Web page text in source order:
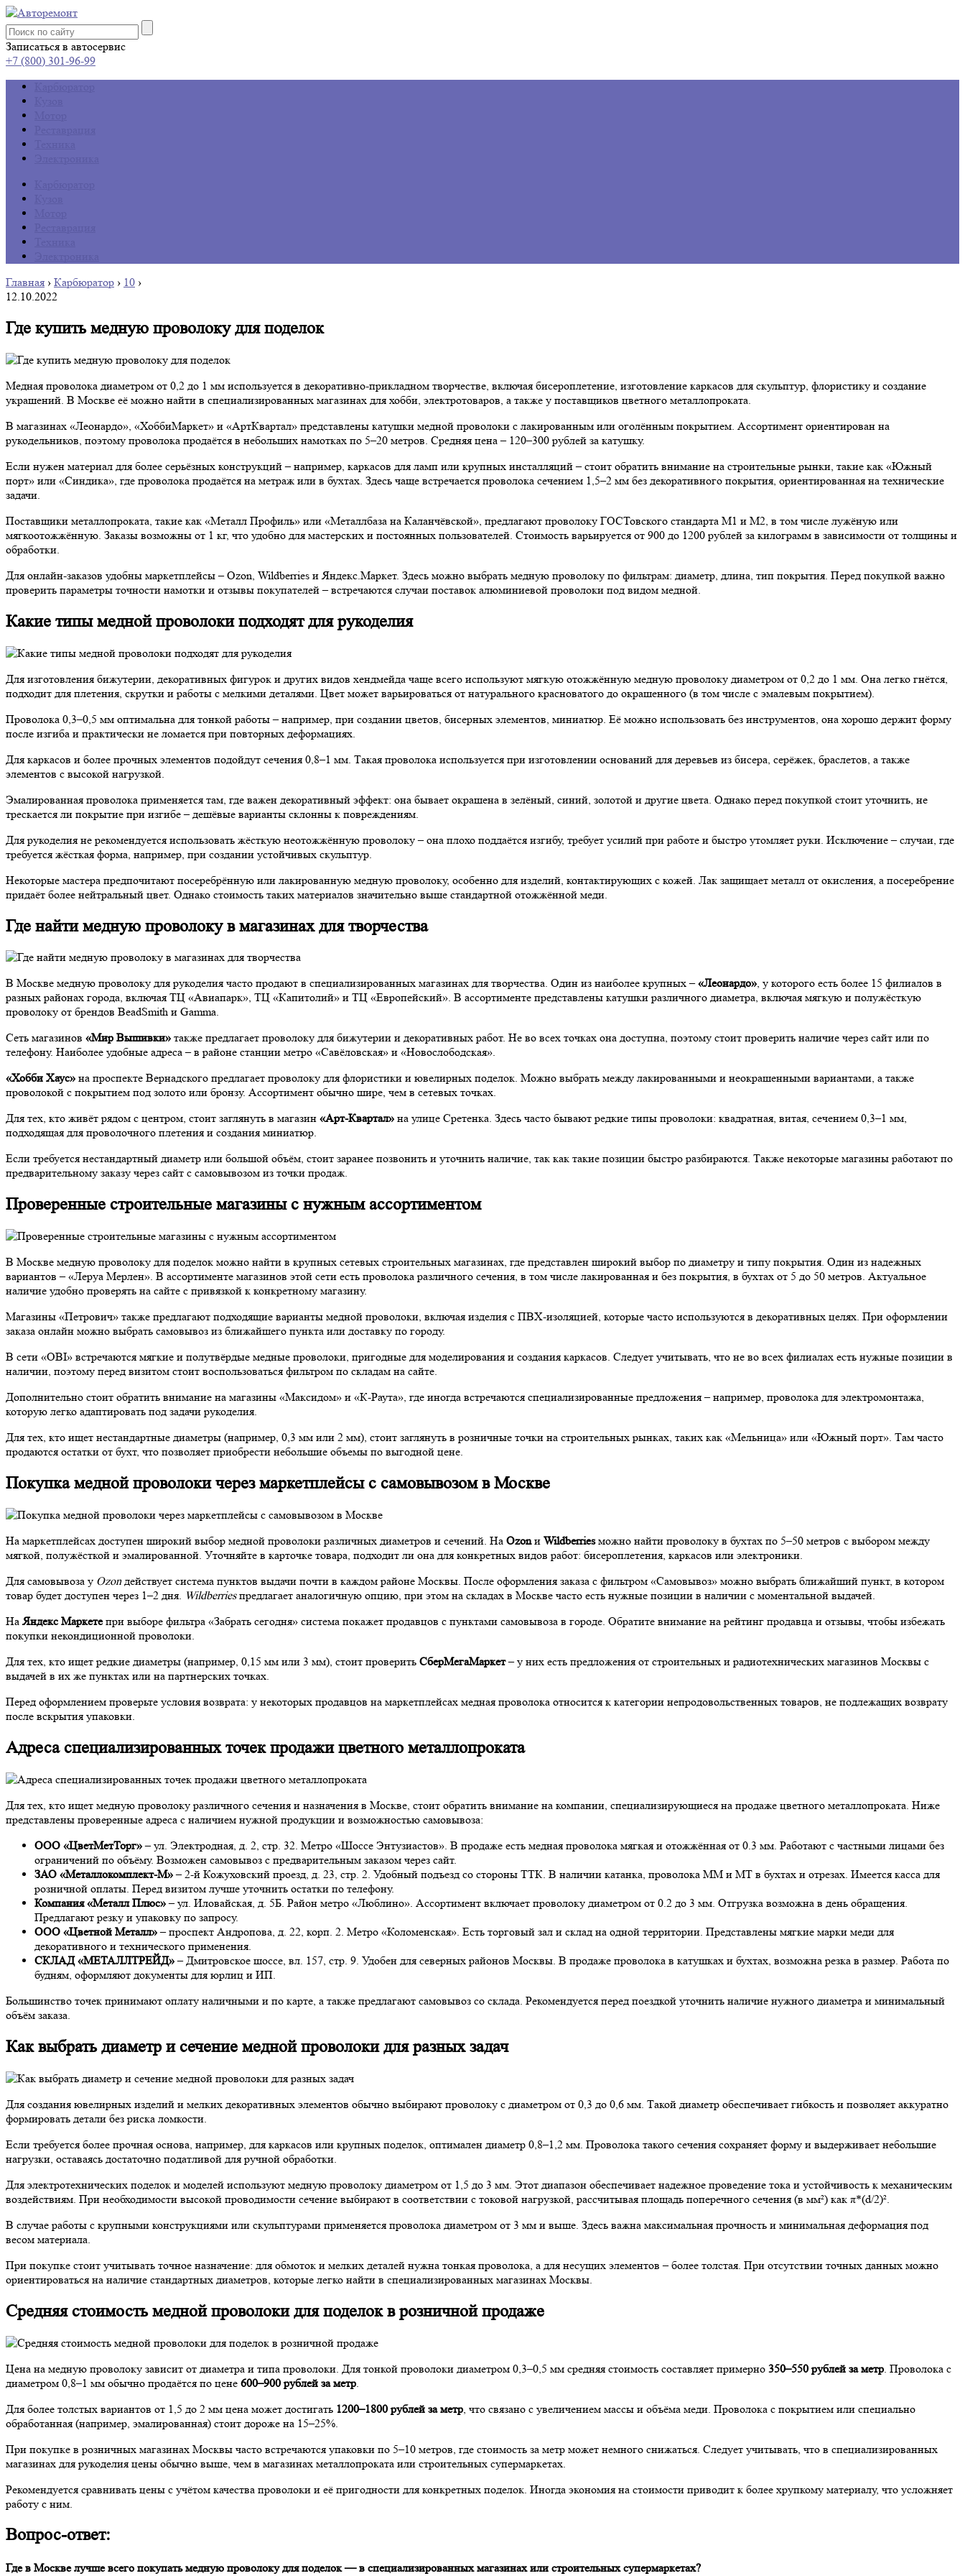
Записаться в автосервис
+7 (800) 301-96-99
Главная › Карбюратор › 10 ›
12.10.2022
Где купить медную проволоку для поделок
Медная проволока диаметром от 0,2 до 1 мм используется в декоративно-прикладном творчестве, включая бисероплетение, изготовление каркасов для скульптур, флористику и создание
украшений. В Москве её можно найти в специализированных магазинах для хобби, электротоваров, а также у поставщиков цветного металлопроката.
В магазинах «Леонардо», «ХоббиМаркет» и «АртКвартал» представлены катушки медной проволоки с лакированным или оголённым покрытием. Ассортимент ориентирован на
рукодельников, поэтому проволока продаётся в небольших намотках по 5–20 метров. Средняя цена – 120–300 рублей за катушку.
Если нужен материал для более серьёзных конструкций – например, каркасов для ламп или крупных инсталляций – стоит обратить внимание на строительные рынки, такие как «Южный
порт» или «Синдика», где проволока продаётся на метраж или в бухтах. Здесь чаще встречается проволока сечением 1,5–2 мм без декоративного покрытия, ориентированная на технические
задачи.
Поставщики металлопроката, такие как «Металл Профиль» или «Металлбаза на Каланчёвской», предлагают проволоку ГОСТовского стандарта М1 и М2, в том числе лужёную или
мягкоотожжённую. Заказы возможны от 1 кг, что удобно для мастерских и постоянных пользователей. Стоимость варьируется от 900 до 1200 рублей за килограмм в зависимости от толщины и
обработки.
Для онлайн-заказов удобны маркетплейсы – Ozon, Wildberries и Яндекс.Маркет. Здесь можно выбрать медную проволоку по фильтрам: диаметр, длина, тип покрытия. Перед покупкой важно
проверить параметры точности намотки и отзывы покупателей – встречаются случаи поставок алюминиевой проволоки под видом медной.
Какие типы медной проволоки подходят для рукоделия
Для изготовления бижутерии, декоративных фигурок и других видов хендмейда чаще всего используют мягкую отожжённую медную проволоку диаметром от 0,2 до 1 мм. Она легко гнётся,
подходит для плетения, скрутки и работы с мелкими деталями. Цвет может варьироваться от натурального красноватого до окрашенного (в том числе с эмалевым покрытием).
Проволока 0,3–0,5 мм оптимальна для тонкой работы – например, при создании цветов, бисерных элементов, миниатюр. Её можно использовать без инструментов, она хорошо держит форму
после изгиба и практически не ломается при повторных деформациях.
Для каркасов и более прочных элементов подойдут сечения 0,8–1 мм. Такая проволока используется при изготовлении оснований для деревьев из бисера, серёжек, браслетов, а также
элементов с высокой нагрузкой.
Эмалированная проволока применяется там, где важен декоративный эффект: она бывает окрашена в зелёный, синий, золотой и другие цвета. Однако перед покупкой стоит уточнить, не
трескается ли покрытие при изгибе – дешёвые варианты склонны к повреждениям.
Для рукоделия не рекомендуется использовать жёсткую неотожжённую проволоку – она плохо поддаётся изгибу, требует усилий при работе и быстро утомляет руки. Исключение – случаи, где
требуется жёсткая форма, например, при создании устойчивых скульптур.
Некоторые мастера предпочитают посеребрённую или лакированную медную проволоку, особенно для изделий, контактирующих с кожей. Лак защищает металл от окисления, а посеребрение
придаёт более нейтральный цвет. Однако стоимость таких материалов значительно выше стандартной отожжённой меди.
Где найти медную проволоку в магазинах для творчества
В Москве медную проволоку для рукоделия часто продают в специализированных магазинах для творчества. Один из наиболее крупных –«Леонардо», у которого есть более 15 филиалов в
разных районах города, включая ТЦ «Авиапарк», ТЦ «Капитолий» и ТЦ «Европейский». В ассортименте представлены катушки различного диаметра, включая мягкую и полужёсткую
проволоку от брендов BeadSmith и Gamma.
Сеть магазинов «Мир Вышивки» также предлагает проволоку для бижутерии и декоративных работ. Не во всех точках она доступна, поэтому стоит проверить наличие через сайт или по
телефону. Наиболее удобные адреса – в районе станции метро «Савёловская» и «Новослободская».
«Хобби Хаус» на проспекте Вернадского предлагает проволоку для флористики и ювелирных поделок. Можно выбрать между лакированными и неокрашенными вариантами, а также
проволокой с покрытием под золото или бронзу. Ассортимент обычно шире, чем в сетевых точках.
Для тех, кто живёт рядом с центром, стоит заглянуть в магазин «Арт-Квартал» на улице Сретенка. Здесь часто бывают редкие типы проволоки: квадратная, витая, сечением 0,3–1 мм,
подходящая для проволочного плетения и создания миниатюр.
Если требуется нестандартный диаметр или большой объём, стоит заранее позвонить и уточнить наличие, так как такие позиции быстро разбираются. Также некоторые магазины работают по
предварительному заказу через сайт с самовывозом из точки продаж.
Проверенные строительные магазины с нужным ассортиментом
В Москве медную проволоку для поделок можно найти в крупных сетевых строительных магазинах, где представлен широкий выбор по диаметру и типу покрытия. Один из надежных
вариантов – «Леруа Мерлен». В ассортименте магазинов этой сети есть проволока различного сечения, в том числе лакированная и без покрытия, в бухтах от 5 до 50 метров. Актуальное
наличие удобно проверять на сайте с привязкой к конкретному магазину.
Магазины «Петрович» также предлагают подходящие варианты медной проволоки, включая изделия с ПВХ-изоляцией, которые часто используются в декоративных целях. При оформлении
заказа онлайн можно выбрать самовывоз из ближайшего пункта или доставку по городу.
В сети «OBI» встречаются мягкие и полутвёрдые медные проволоки, пригодные для моделирования и создания каркасов. Следует учитывать, что не во всех филиалах есть нужные позиции в
наличии, поэтому перед визитом стоит воспользоваться фильтром по складам на сайте.
Дополнительно стоит обратить внимание на магазины «Максидом» и «К-Раута», где иногда встречаются специализированные предложения – например, проволока для электромонтажа,
которую легко адаптировать под задачи рукоделия.
Для тех, кто ищет нестандартные диаметры (например, 0,3 мм или 2 мм), стоит заглянуть в розничные точки на строительных рынках, таких как «Мельница» или «Южный порт». Там часто
продаются остатки от бухт, что позволяет приобрести небольшие объемы по выгодной цене.
Покупка медной проволоки через маркетплейсы с самовывозом в Москве
На маркетплейсах доступен широкий выбор медной проволоки различных диаметров и сечений. На Ozonи Wildberriesможно найти проволоку в бухтах по 5–50 метров с выбором между
мягкой, полужёсткой и эмалированной. Уточняйте в карточке товара, подходит ли она для конкретных видов работ: бисероплетения, каркасов или электроники.
Для самовывоза у Ozonдействует система пунктов выдачи почти в каждом районе Москвы. После оформления заказа с фильтром «Самовывоз» можно выбрать ближайший пункт, в котором
товар будет доступен через 1–2 дня. Wildberriesпредлагает аналогичную опцию, при этом на складах в Москве часто есть нужные позиции в наличии с моментальной выдачей.
НаЯндекс Маркетепри выборе фильтра «Забрать сегодня» система покажет продавцов с пунктами самовывоза в городе. Обратите внимание на рейтинг продавца и отзывы, чтобы избежать
покупки некондиционной проволоки.
Для тех, кто ищет редкие диаметры (например, 0,15 мм или 3 мм), стоит проверить СберМегаМаркет– у них есть предложения от строительных и радиотехнических магазинов Москвы с
выдачей в их же пунктах или на партнерских точках.
Перед оформлением проверьте условия возврата: у некоторых продавцов на маркетплейсах медная проволока относится к категории непродовольственных товаров, не подлежащих возврату
после вскрытия упаковки.
Адреса специализированных точек продажи цветного металлопроката
Для тех, кто ищет медную проволоку различного сечения и назначения в Москве, стоит обратить внимание на компании, специализирующиеся на продаже цветного металлопроката. Ниже
представлены проверенные адреса с наличием нужной продукции и возможностью самовывоза:
ООО «ЦветМетТорг»– ул. Электродная, д. 2, стр. 32. Метро «Шоссе Энтузиастов». В продаже есть медная проволока мягкая и отожжённая от 0.3 мм. Работают с частными лицами без
ограничений по объёму. Возможен самовывоз с предварительным заказом через сайт.
ЗАО «Металлокомплект-М»– 2-й Кожуховский проезд, д. 23, стр. 2. Удобный подъезд со стороны ТТК. В наличии катанка, проволока ММ и МТ в бухтах и отрезах. Имеется касса для
розничной оплаты. Перед визитом лучше уточнить остатки по телефону.
Компания «Металл Плюс»– ул. Иловайская, д. 5Б. Район метро «Люблино». Ассортимент включает проволоку диаметром от 0.2 до 3 мм. Отгрузка возможна в день обращения.
Предлагают резку и упаковку по запросу.
ООО «Цветной Металл»– проспект Андропова, д. 22, корп. 2. Метро «Коломенская». Есть торговый зал и склад на одной территории. Представлены мягкие марки меди для
декоративного и технического применения.
СКЛАД «МЕТАЛЛТРЕЙД»– Дмитровское шоссе, вл. 157, стр. 9. Удобен для северных районов Москвы. В продаже проволока в катушках и бухтах, возможна резка в размер. Работа по
будням, оформляют документы для юрлиц и ИП.
Большинство точек принимают оплату наличными и по карте, а также предлагают самовывоз со склада. Рекомендуется перед поездкой уточнить наличие нужного диаметра и минимальный
объём заказа.
Как выбрать диаметр и сечение медной проволоки для разных задач
Для создания ювелирных изделий и мелких декоративных элементов обычно выбирают проволоку с диаметром от 0,3 до 0,6 мм. Такой диаметр обеспечивает гибкость и позволяет аккуратно
формировать детали без риска ломкости.
Если требуется более прочная основа, например, для каркасов или крупных поделок, оптимален диаметр 0,8–1,2 мм. Проволока такого сечения сохраняет форму и выдерживает небольшие
нагрузки, оставаясь достаточно податливой для ручной обработки.
Для электротехнических поделок и моделей используют медную проволоку диаметром от 1,5 до 3 мм. Этот диапазон обеспечивает надежное проведение тока и устойчивость к механическим
воздействиям. При необходимости высокой проводимости сечение выбирают в соответствии с токовой нагрузкой, рассчитывая площадь поперечного сечения (в мм²) как π*(d/2)².
В случае работы с крупными конструкциями или скульптурами применяется проволока диаметром от 3 мм и выше. Здесь важна максимальная прочность и минимальная деформация под
весом материала.
При покупке стоит учитывать точное назначение: для обмоток и мелких деталей нужна тонкая проволока, а для несущих элементов – более толстая. При отсутствии точных данных можно
ориентироваться на наличие стандартных диаметров, которые легко найти в специализированных магазинах Москвы.
Средняя стоимость медной проволоки для поделок в розничной продаже
Цена на медную проволоку зависит от диаметра и типа проволоки. Для тонкой проволоки диаметром 0,3–0,5 мм средняя стоимость составляет примерно 350–550 рублей за метр . Проволока с
диаметром 0,8–1 мм обычно продаётся по цене 600–900 рублей за метр
Для более толстых вариантов от 1,5 до 2 мм цена может достигать 1200–1800 рублей за метр , что связано с увеличением массы и объёма меди. Проволока с покрытием или специально
обработанная (например, эмалированная) стоит дороже на 15–25%.
При покупке в розничных магазинах Москвы часто встречаются упаковки по 5–10 метров, где стоимость за метр может немного снижаться. Следует учитывать, что в специализированных
магазинах для рукоделия цены обычно выше, чем в магазинах металлопроката или строительных супермаркетах.
Рекомендуется сравнивать цены с учётом качества проволоки и её пригодности для конкретных поделок. Иногда экономия на стоимости приводит к более хрупкому материалу, что усложняет
работу с ним.
Вопрос-ответ:
Где в Москве лучше всего покупать медную проволоку для поделок — в специализированных магазинах или строительных супермаркетах?